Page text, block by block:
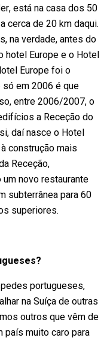
está na casa dos 50
cerca de 20 km daqui.
na verdade, antes do
hotel Europe e o Hotel
Europe foi o
em 2006 é que
entre 2006/2007, o
a Receção do
daí nasce o Hotel
construção mais
Receção,
novo restaurante
subterrânea para 60
superiores.
portugueses,
na Suíça de outras
outros que vêm de
país muito caro para